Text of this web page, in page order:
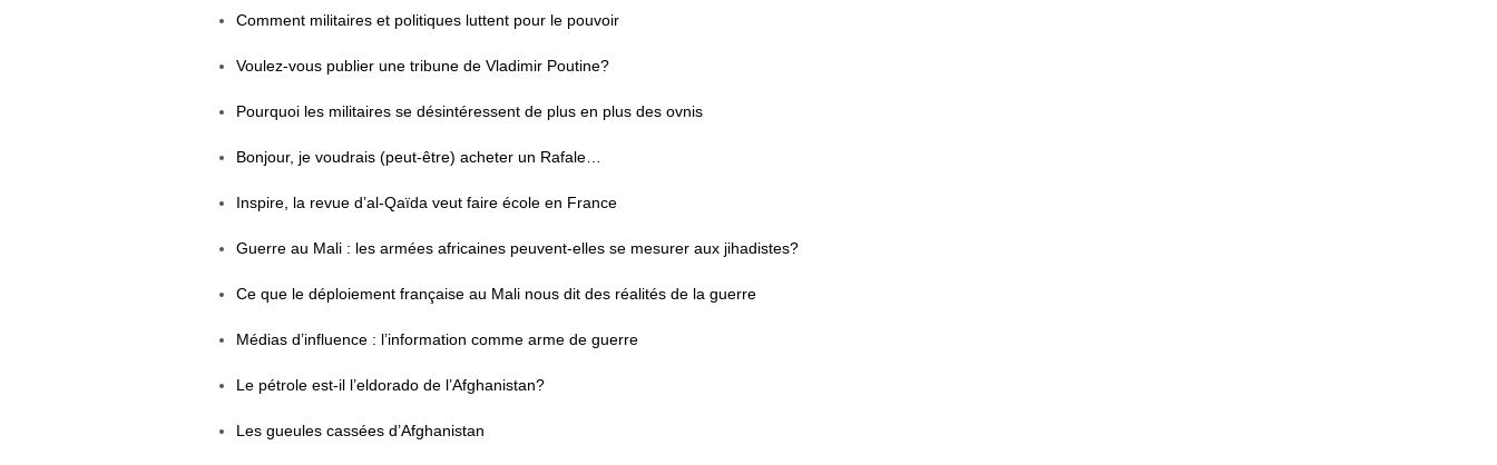
Comment militaires et politiques luttent pour le pouvoir
Voulez-vous publier une tribune de Vladimir Poutine?
Pourquoi les militaires se désintéressent de plus en plus des ovnis
Bonjour, je voudrais (peut-être) acheter un Rafale…
Inspire, la revue d’al-Qaïda veut faire école en France
Guerre au Mali : les armées africaines peuvent-elles se mesurer aux jihadistes?
Ce que le déploiement française au Mali nous dit des réalités de la guerre
Médias d’influence : l’information comme arme de guerre
Le pétrole est-il l’eldorado de l’Afghanistan?
Les gueules cassées d’Afghanistan